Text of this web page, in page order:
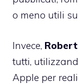
o meno utili
Invece,
tutti,
Apple per